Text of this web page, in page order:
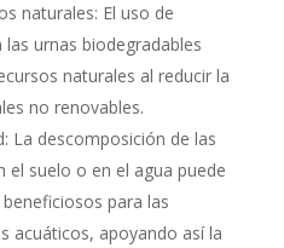
naturales: El uso de
urnas biodegradables
naturales al reducir la
no renovables.
La descomposición de las
el suelo o en el agua puede
para las
acuáticos, apoyando así la